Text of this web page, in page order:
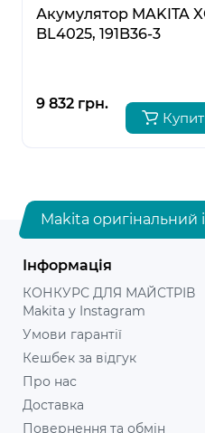
Акумулятор MAKITA
BL4025, 191B36-3
9 832 грн.
Makita оригінальний
Інформація
КОНКУРС ДЛЯ МАЙСТРІВ
Makita у Instagram
Умови гарантії
Кешбек за відгук
Про нас
Доставка
Повернення та обмін